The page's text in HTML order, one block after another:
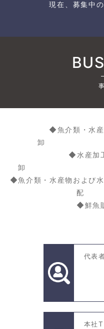
現在、募集中
◆魚介類・水
◆水産加
◆魚介類・水産物および
◆鮮魚
代表
本社